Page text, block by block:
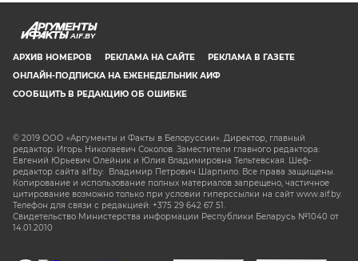
AIF.BY
АРХИВ НОМЕРОВ РЕКЛАМА НА САЙТЕ
РЕКЛАМА В ГАЗЕТЕ
ОНЛАЙН-ПОДПИСКА НА ЕЖЕНЕДЕЛЬНИК АИФ
СООБЩИТЬ В РЕДАКЦИЮ ОБ ОШИБКЕ
© 2019 ООО «Аргументы и Факты в Белоруссии». Директор, главный
редактор: Игорь Николаевич Соколов. Заместители главного редактора:
Евгений Юрьевич Олейник и Юлия Владимировна Тельтевская. Шеф-
редактор сайта aif.by: Владимир Петрович Шарпило. Все права защищены.
Копирование и использование полных материалов запрещено, частичное
цитирование возможно только при условии гиперссылки на сайт www.aif.by.
Телефон для связи с редакцией: +375 29 642 67 51.
Свидетельство Министерства информации Республики Беларусь №1040 от
14.01.2010